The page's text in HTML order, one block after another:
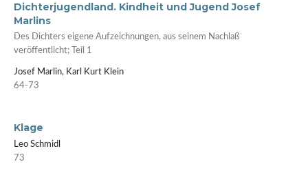
Dichterjugendland. Kindheit und Jugend Josef
Marlins
Des Dichters eigene Aufzeichnungen, aus seinem Nachlaß
veröffentlicht; Teil 1
Josef Marlin, Karl Kurt Klein
64-73
Klage
Leo Schmidl
73